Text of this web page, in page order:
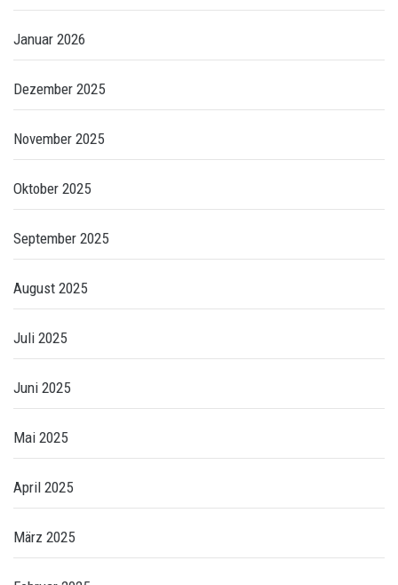
Januar 2026
Dezember 2025
November 2025
Oktober 2025
September 2025
August 2025
Juli 2025
Juni 2025
Mai 2025
April 2025
März 2025